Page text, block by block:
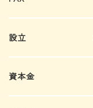
設立
資本金